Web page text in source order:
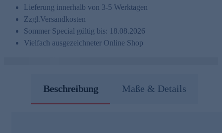
Lieferung innerhalb von 3-5 Werktagen
Zzgl.Versandkosten
Sommer Special gültig bis: 18.08.2026
Vielfach ausgezeichneter Online Shop
Beschreibung Maße & Details